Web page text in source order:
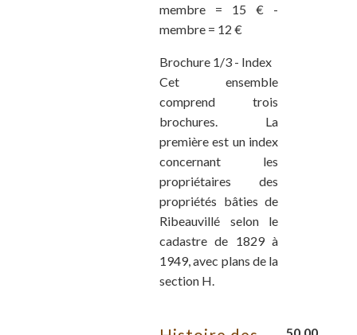
membre = 15 € -
membre = 12 €
Brochure 1/3 - Index
Cet ensemble
comprend trois
brochures. La
première est un index
concernant les
propriétaires des
propriétés bâties de
Ribeauvillé selon le
cadastre de 1829 à
1949, avec plans de la
section H.